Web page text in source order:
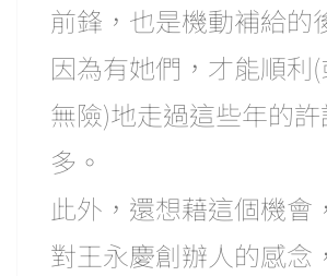
前鋒，也是機動補給的
因為有她們，才能順利
無險)地走過這些年的許
多。
此外，還想藉這個機會
對王永慶創辦人的感念